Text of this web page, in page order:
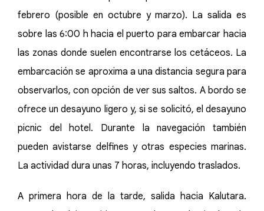
febrero (posible en octubre y marzo). La salida es
sobre las 6:00 h hacia el puerto para embarcar hacia
las zonas donde suelen encontrarse los cetáceos. La
embarcación se aproxima a una distancia segura para
observarlos, con opción de ver sus saltos. A bordo se
ofrece un desayuno ligero y, si se solicitó, el desayuno
picnic del hotel. Durante la navegación también
pueden avistarse delfines y otras especies marinas.
La actividad dura unas 7 horas, incluyendo traslados.
A primera hora de la tarde, salida hacia Kalutara.